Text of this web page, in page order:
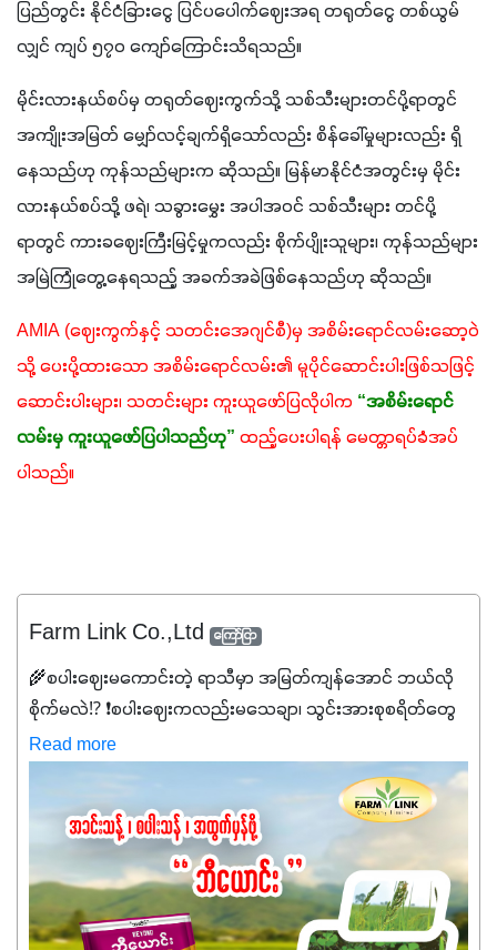
ပြည်တွင်း နိုင်ငံခြားငွေ ပြင်ပပေါက်ဈေးအရ တရုတ်ငွေ တစ်ယွမ်
လျှင် ကျပ် ၅၇၀ ကျော်ကြောင်းသိရသည်။
မိုင်းလားနယ်စပ်မှ တရုတ်ဈေးကွက်သို့ သစ်သီးများတင်ပို့ရာတွင်
အကျိုးအမြတ် မျှော်လင့်ချက်ရှိသော်လည်း စိန်ခေါ်မှုများလည်း ရှိ
နေသည်ဟု ကုန်သည်များက ဆိုသည်။ မြန်မာနိုင်ငံအတွင်းမှ မိုင်း
လားနယ်စပ်သို့ ဖရဲ၊ သခွားမွှေး အပါအဝင် သစ်သီးများ တင်ပို့
ရာတွင် ကားခဈေးကြီးမြင့်မှုကလည်း စိုက်ပျိုးသူများ၊ ကုန်သည်များ
အမြဲကြုံတွေ့နေရသည့် အခက်အခဲဖြစ်နေသည်ဟု ဆိုသည်။
AMIA (ဈေးကွက်နှင့် သတင်းအေဂျင်စီ)မှ အစိမ်းရောင်လမ်းဆော့ဝဲ
သို့ ပေးပို့ထားသော အစိမ်းရောင်လမ်း၏ မူပိုင်ဆောင်းပါးဖြစ်သဖြင့်
ဆောင်းပါးများ၊ သတင်းများ ကူးယူဖော်ပြလိုပါက “အစိမ်းရောင်
လမ်းမှ ကူးယူဖော်ပြပါသည်ဟု” ထည့်ပေးပါရန် မေတ္တာရပ်ခံအပ်
ပါသည်။
Farm Link Co.,Ltd ကြော်ငြာ
🌾စပါးဈေးမကောင်းတဲ့ ရာသီမှာ အမြတ်ကျန်အောင် ဘယ်လို
စိုက်မလဲ⁉️ ❗စပါးဈေးကလည်းမသေချာ၊ သွင်းအားစုစရိတ်တွေ
ကလည်း တက်နေတဲ့ဒီလိုအချိန်မှာ သွင်းအားစုဖိုးကို လျှော့ချပြီး
အထွက်နှုန်းကို ထိန်းထားနိုင်မှ ဦးကြီးတို့ အဆင်ပြေမှာနော် ✔️ဒါ
ကြောင့် ကိုယ်သုံးသမျှ ကိုယ့်အတွက်အကျိုးရစေမယ့်
အရည်အသွေးစိတ်ချရတဲ့ သွင်းအားစုပစ္စည်းတွေကိုပဲ ရွေးချယ်
သုံးသင့်ပါတယ်။
Read more